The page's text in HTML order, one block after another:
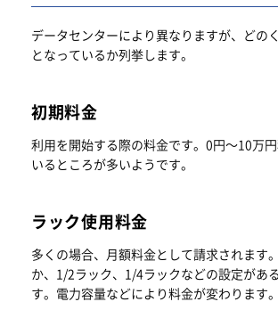
データセンターにより異なりますが、どの
となっているか列挙します。
初期料金
利用を開始する際の料金です。0円～10万
いるところが多いようです。
ラック使用料金
多くの場合、月額料金として請求されます
か、1/2ラック、1/4ラックなどの設定があ
す。電力容量などにより料金が変わります。